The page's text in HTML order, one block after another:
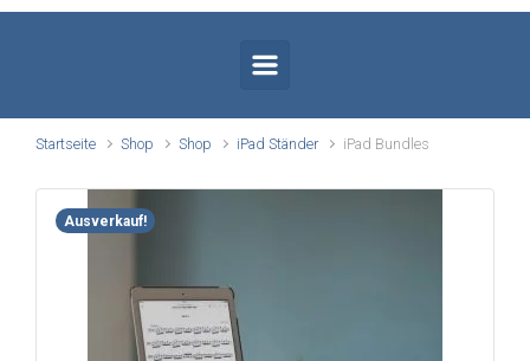
Startseite Shop Shop iPad Ständer iPad Bundles
Ausverkauf!